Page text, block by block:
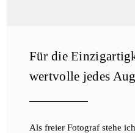
Für die
wertvolle jedes
Als freier Fotograf stehe